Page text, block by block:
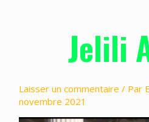
Jelili
Laisser un commentaire / Par
novembre 2021